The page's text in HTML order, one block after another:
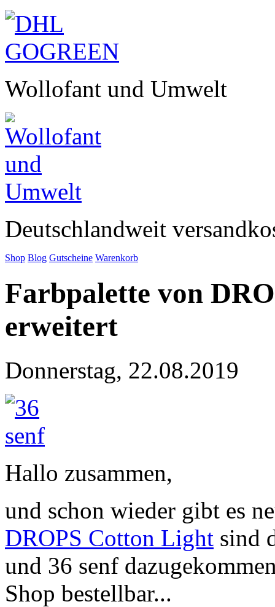
Wollofant und Umwelt
Deutschlandweit
Shop Blog Gutscheine Warenkorb
Farbpalette von
erweitert
Donnerstag, 22.08.2019
Hallo zusammen,
und schon wieder gibt es
DROPS Cotton Light sind
und 36 senf
Shop bestellbar...